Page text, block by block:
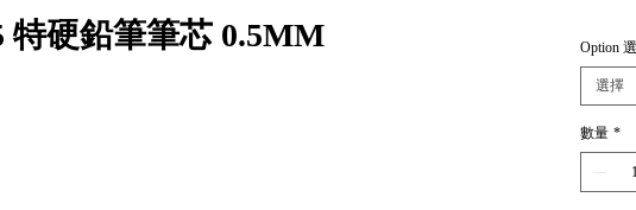
特硬鉛筆筆芯 0.5MM Option
選擇
數量 *